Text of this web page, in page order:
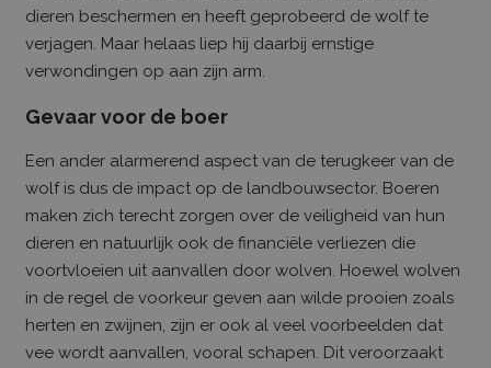
dieren beschermen en heeft geprobeerd de wolf te
verjagen. Maar helaas liep hij daarbij ernstige
verwondingen op aan zijn arm.
Gevaar voor de boer
Een ander alarmerend aspect van de terugkeer van de
wolf is dus de impact op de landbouwsector. Boeren
maken zich terecht zorgen over de veiligheid van hun
dieren en natuurlijk ook de financiële verliezen die
voortvloeien uit aanvallen door wolven. Hoewel wolven
in de regel de voorkeur geven aan wilde prooien zoals
herten en zwijnen, zijn er ook al veel voorbeelden dat
vee wordt aanvallen, vooral schapen. Dit veroorzaakt